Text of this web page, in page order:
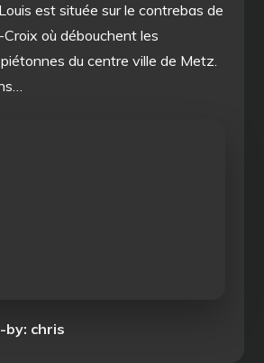
est située sur le contrebas de
où débouchent les
du centre ville de Metz.
by: chris